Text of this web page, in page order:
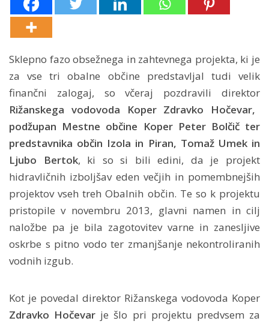
Sklepno fazo obsežnega in zahtevnega projekta, ki je
za vse tri obalne občine predstavljal tudi velik
finančni zalogaj, so včeraj pozdravili direktor
Rižanskega vodovoda Koper Zdravko Hočevar,
podžupan Mestne občine Koper Peter Bolčič ter
predstavnika občin Izola in Piran, Tomaž Umek in
Ljubo Bertok, ki so si bili edini, da je projekt
hidravličnih izboljšav eden večjih in pomembnejših
projektov vseh treh Obalnih občin. Te so k projektu
pristopile v novembru 2013, glavni namen in cilj
naložbe pa je bila zagotovitev varne in zanesljive
oskrbe s pitno vodo ter zmanjšanje nekontroliranih
vodnih izgub.
Kot je povedal direktor Rižanskega vodovoda Koper
Zdravko Hočevar je šlo pri projektu predvsem za